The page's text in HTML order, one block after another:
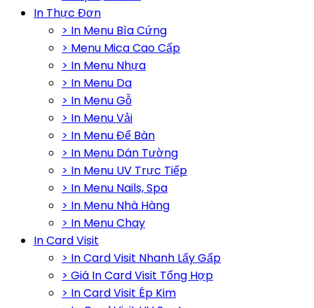
In Thực Đơn
> In Menu Bìa Cứng
> Menu Mica Cao Cấp
> In Menu Nhựa
> In Menu Da
> In Menu Gỗ
> In Menu Vải
> In Menu Để Bàn
> In Menu Dán Tường
> In Menu UV Trực Tiếp
> In Menu Nails, Spa
> In Menu Nhà Hàng
> In Menu Chay
In Card Visit
> In Card Visit Nhanh Lấy Gấp
> Giá In Card Visit Tổng Hợp
> In Card Visit Ép Kim